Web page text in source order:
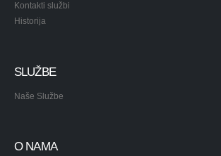
Kontakti službi
Historija
SLUŽBE
Naše Službe
O NAMA